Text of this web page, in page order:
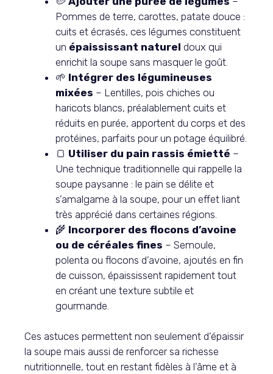
Pommes de terre, carottes, patate douce :
cuits et écrasés, ces légumes constituent
un épaississant naturel doux qui
enrichit la soupe sans masquer le goût.
🌱 Intégrer des légumineuses
mixées – Lentilles, pois chiches ou
haricots blancs, préalablement cuits et
réduits en purée, apportent du corps et des
protéines, parfaits pour un potage équilibré.
🍞 Utiliser du pain rassis émietté –
Une technique traditionnelle qui rappelle la
soupe paysanne : le pain se délite et
s’amalgame à la soupe, pour un effet liant
très apprécié dans certaines régions.
🌾 Incorporer des flocons d’avoine
ou de céréales fines – Semoule,
polenta ou flocons d’avoine, ajoutés en fin
de cuisson, épaississent rapidement tout
en créant une texture subtile et
gourmande.
Ces astuces permettent non seulement d’épaissir
la soupe mais aussi de renforcer sa richesse
nutritionnelle, tout en restant fidèles à l’âme et à